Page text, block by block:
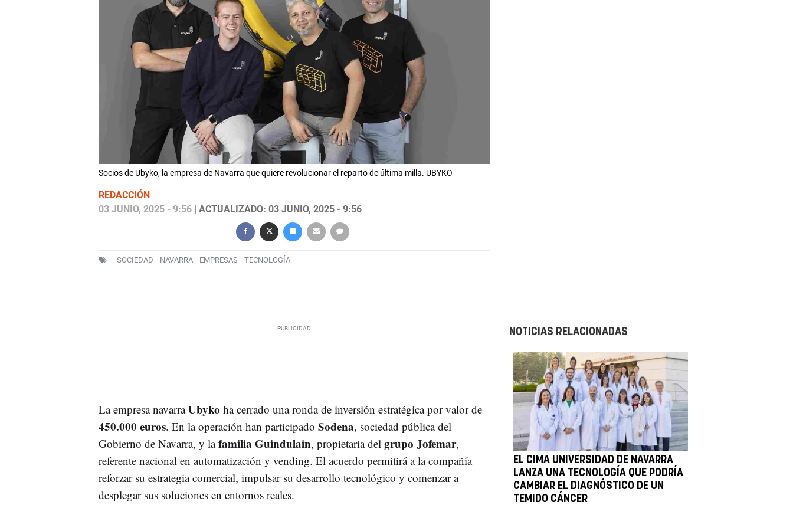
Socios de Ubyko, la empresa de Navarra que quiere revolucionar el reparto de última milla. UBYKO
REDACCIÓN
03 JUNIO, 2025 - 9:56| ACTUALIZADO: 03 JUNIO, 2025 - 9:56
SOCIEDAD NAVARRA EMPRESAS TECNOLOGÍA
La empresa navarraUbyko ha cerrado una ronda de inversión estratégica por valor de
450.000 euros. En la operación han participado Sodena, sociedad pública del
Gobierno de Navarra, y lafamilia Guindulain, propietaria del grupo Jofemar,
referente nacional en automatización y vending. El acuerdo permitirá a la compañía
reforzar su estrategia comercial, impulsar su desarrollo tecnológico y comenzar a
desplegar sus soluciones en entornos reales.
NOTICIAS RELACIONADAS
EL CIMA UNIVERSIDAD DE NAVARRA
LANZA UNA TECNOLOGÍA QUE PODRÍA
CAMBIAR EL DIAGNÓSTICO DE UN
TEMIDO CÁNCER